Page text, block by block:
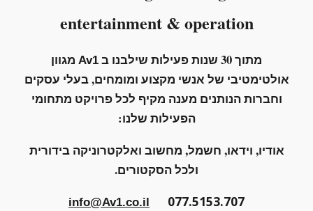
entertainment & operation
מתוך 30 שנות פעילות שילבנו ב Av1 מגוון
אולטימטיבי של אנשי מקצוע ומומחים, בעלי עסקים
וחברות הנותנים מענה מקיף לכל פרויקט מתחומי
הפעילות שלנו:
אודיו, וידאו, חשמל, מחשוב ואלקטרוניקה בידורית
ולכל הסקטורים.
info@Av1.co.il 077.5153.707